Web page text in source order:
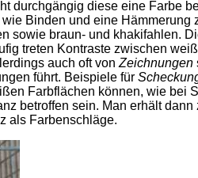
durchgängig diese eine Farbe
Binden und eine Hämmerung
sowie braun- und khakifahlen.
treten Kontraste zwischen
auch oft von Zeichnungen
führt. Beispiele für
Farbflächen können, wie bei
betroffen sein. Man erhält dann
als Farbenschläge.